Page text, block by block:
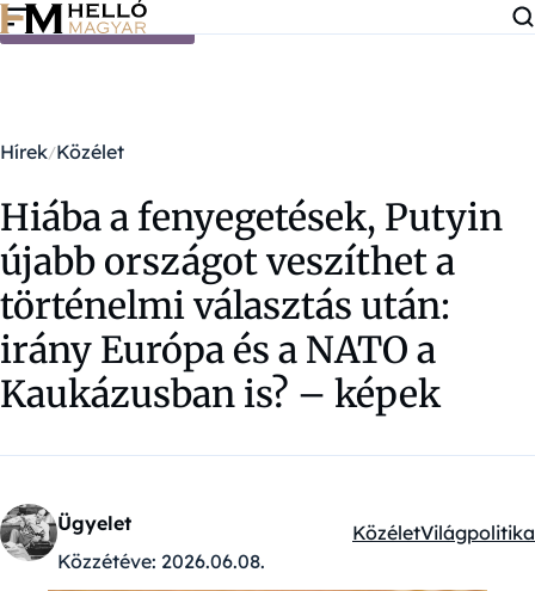
Ugrás a tartalomra
Hírek Közélet
Hiába a fenyegetések, Putyin
újabb országot veszíthet a
történelmi választás után:
irány Európa és a NATO a
Kaukázusban is? – képek
Ügyelet
Közzétéve: 2026.06.08.
Kategóriák:
KözéletVilágpolitika